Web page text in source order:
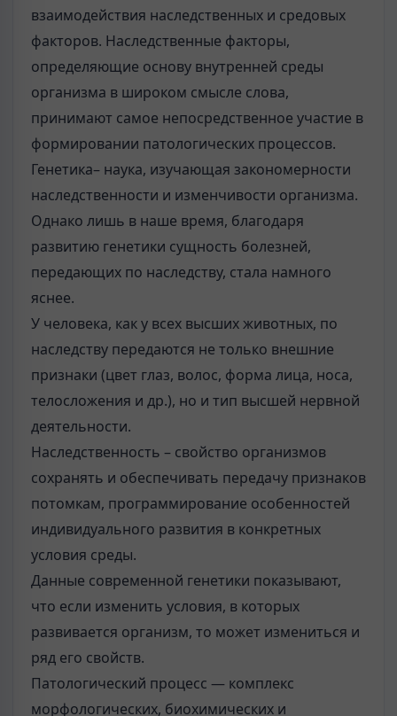
взаимодействия наследственных и средовых
факторов. Наследственные факторы,
определяющие основу внутренней среды
организма в широком смысле слова,
принимают самое непосредственное участие в
формировании патологических процессов.
Генетика– наука, изучающая закономерности
наследственности и изменчивости организма.
Однако лишь в наше время, благодаря
развитию генетики сущность болезней,
передающих по наследству, стала намного
яснее.
У человека, как у всех высших животных, по
наследству передаются не только внешние
признаки (цвет глаз, волос, форма лица, носа,
телосложения и др.), но и тип высшей нервной
деятельности.
Наследственность – свойство организмов
сохранять и обеспечивать передачу признаков
потомкам, программирование особенностей
индивидуального развития в конкретных
условия среды.
Данные современной генетики показывают,
что если изменить условия, в которых
развивается организм, то может измениться и
ряд его свойств.
Патологический процесс — комплекс
морфологических, биохимических и